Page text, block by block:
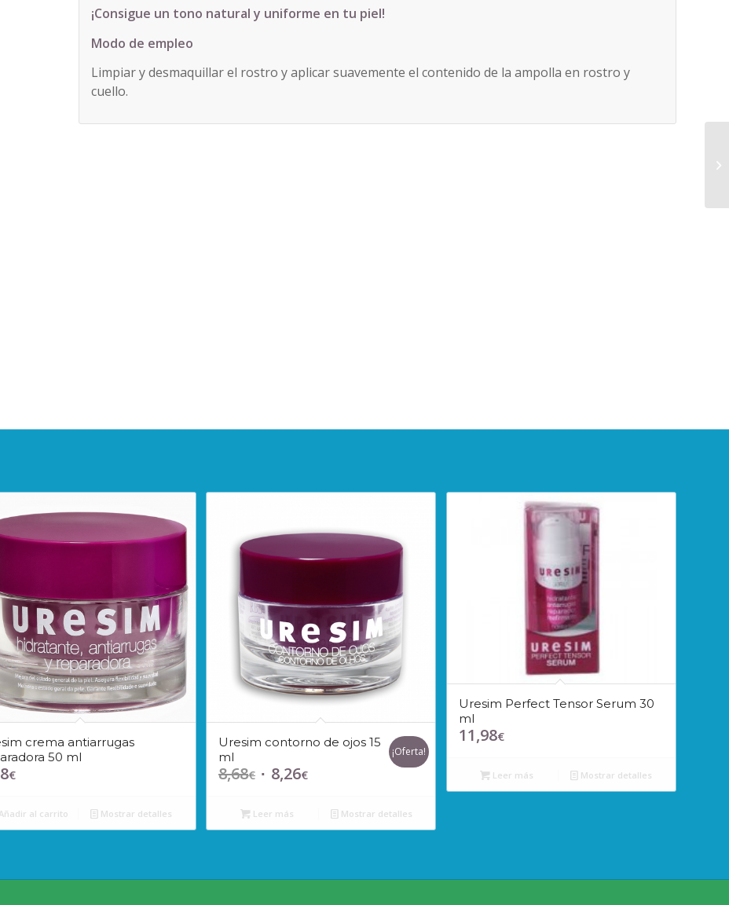
¡Consigue un tono natural y uniforme en tu piel!
Modo de empleo
Limpiar y desmaquillar el rostro y aplicar suavemente el contenido de la ampolla en rostro y
cuello.
crema antiarrugas
50 ml
€
Añadir al carrito Mostrar detalles
Uresim contorno de ojos 15
ml
8,68€ El
original
era:
8,26€El
actual
es:
¡Oferta!
Leer más Mostrar detalles
Uresim Perfect Tensor Serum 30
ml
11,98€
Leer más Mostrar detalles